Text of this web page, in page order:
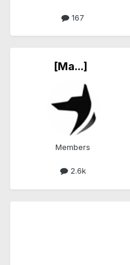
167
[Ma...]
Members
2.6k